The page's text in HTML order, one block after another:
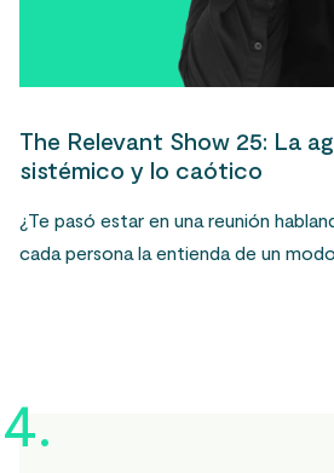
The Relevant Show 25: La
sistémico y lo caótico
¿Te pasó estar en una reunión
cada persona la entienda de un
4.